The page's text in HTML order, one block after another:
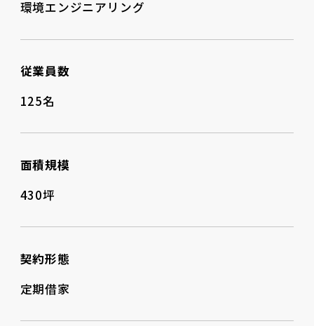
環境エンジニアリング
従業員数
125名
面積規模
430坪
契約形態
定期借家